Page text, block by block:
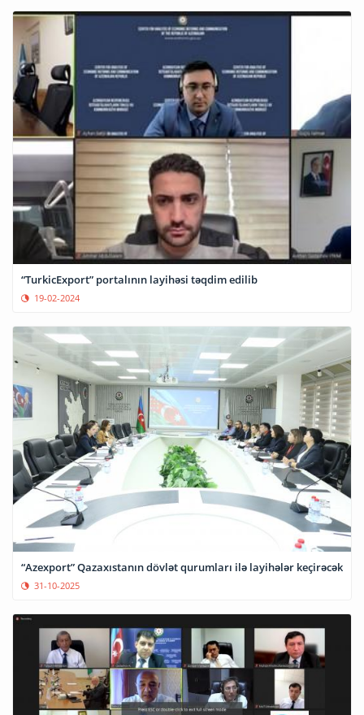
“TurkicExport” portalının layihəsi təqdim edilib
19-02-2024
“Azexport” Qazaxıstanın dövlət qurumları ilə layihələr keçirəcək
31-10-2025